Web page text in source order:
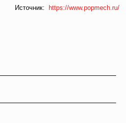
Источник: https://www.popmech.ru/